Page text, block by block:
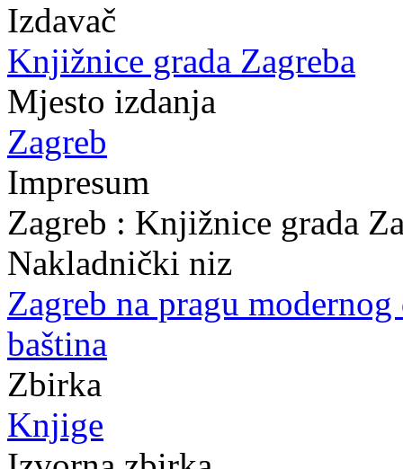
Izdavač
Knjižnice grada Zagreba
Mjesto izdanja
Zagreb
Impresum
Zagreb : Knjižnice grada
Nakladnički niz
Zagreb na pragu modernog
baština
Zbirka
Knjige